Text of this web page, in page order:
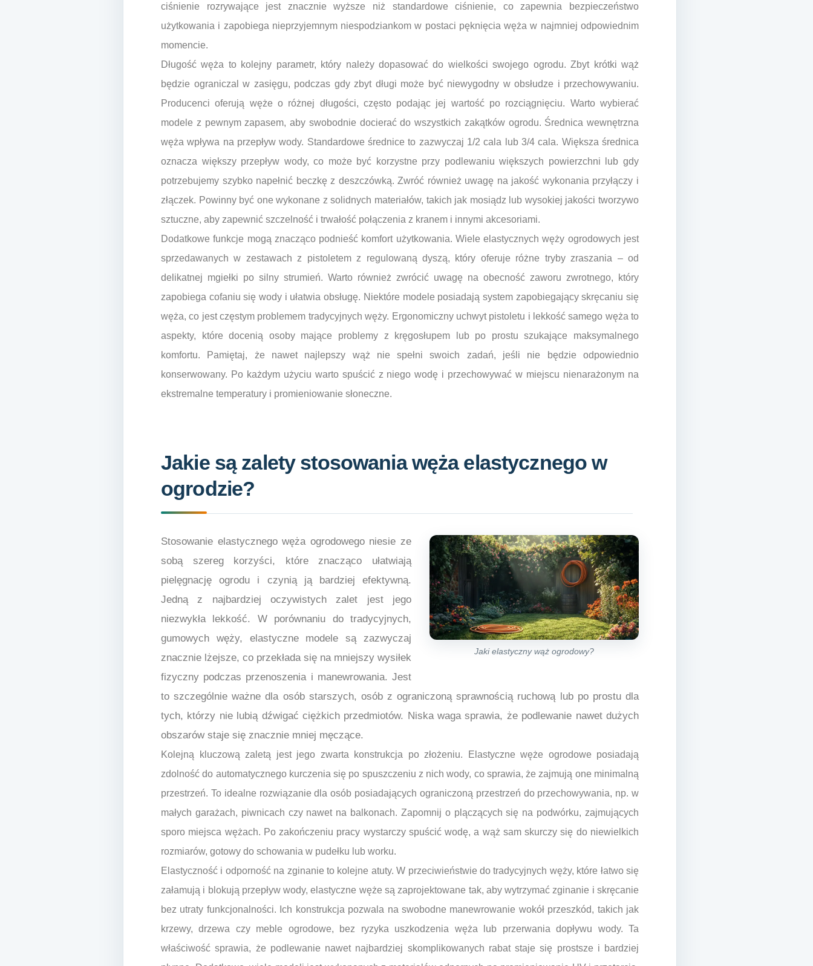
ciśnienie rozrywające jest znacznie wyższe niż standardowe ciśnienie, co zapewnia bezpieczeństwo
użytkowania i zapobiega nieprzyjemnym niespodziankom w postaci pęknięcia węża w najmniej odpowiednim
momencie.
Długość węża to kolejny parametr, który należy dopasować do wielkości swojego ogrodu. Zbyt krótki wąż
będzie ograniczal w zasięgu, podczas gdy zbyt długi może być niewygodny w obsłudze i przechowywaniu.
Producenci oferują węże o różnej długości, często podając jej wartość po rozciągnięciu. Warto wybierać
modele z pewnym zapasem, aby swobodnie docierać do wszystkich zakątków ogrodu. Średnica wewnętrzna
węża wpływa na przepływ wody. Standardowe średnice to zazwyczaj 1/2 cala lub 3/4 cala. Większa średnica
oznacza większy przepływ wody, co może być korzystne przy podlewaniu większych powierzchni lub gdy
potrzebujemy szybko napełnić beczkę z deszczówką. Zwróć również uwagę na jakość wykonania przyłączy i
złączek. Powinny być one wykonane z solidnych materiałów, takich jak mosiądz lub wysokiej jakości tworzywo
sztuczne, aby zapewnić szczelność i trwałość połączenia z kranem i innymi akcesoriami.
Dodatkowe funkcje mogą znacząco podnieść komfort użytkowania. Wiele elastycznych węży ogrodowych jest
sprzedawanych w zestawach z pistoletem z regulowaną dyszą, który oferuje różne tryby zraszania – od
delikatnej mgiełki po silny strumień. Warto również zwrócić uwagę na obecność zaworu zwrotnego, który
zapobiega cofaniu się wody i ułatwia obsługę. Niektóre modele posiadają system zapobiegający skręcaniu się
węża, co jest częstym problemem tradycyjnych węży. Ergonomiczny uchwyt pistoletu i lekkość samego węża to
aspekty, które docenią osoby mające problemy z kręgosłupem lub po prostu szukające maksymalnego
komfortu. Pamiętaj, że nawet najlepszy wąż nie spełni swoich zadań, jeśli nie będzie odpowiednio
konserwowany. Po każdym użyciu warto spuścić z niego wodę i przechowywać w miejscu nienarażonym na
ekstremalne temperatury i promieniowanie słoneczne.
Jakie są zalety stosowania węża elastycznego w
ogrodzie?
Jaki elastyczny wąż ogrodowy?
Stosowanie elastycznego węża ogrodowego niesie ze
sobą szereg korzyści, które znacząco ułatwiają
pielęgnację ogrodu i czynią ją bardziej efektywną.
Jedną z najbardziej oczywistych zalet jest jego
niezwykła lekkość. W porównaniu do tradycyjnych,
gumowych węży, elastyczne modele są zazwyczaj
znacznie lżejsze, co przekłada się na mniejszy wysiłek
fizyczny podczas przenoszenia i manewrowania. Jest
to szczególnie ważne dla osób starszych, osób z ograniczoną sprawnością ruchową lub po prostu dla
tych, którzy nie lubią dźwigać ciężkich przedmiotów. Niska waga sprawia, że podlewanie nawet dużych
obszarów staje się znacznie mniej męczące.
Kolejną kluczową zaletą jest jego zwarta konstrukcja po złożeniu. Elastyczne węże ogrodowe posiadają
zdolność do automatycznego kurczenia się po spuszczeniu z nich wody, co sprawia, że zajmują one minimalną
przestrzeń. To idealne rozwiązanie dla osób posiadających ograniczoną przestrzeń do przechowywania, np. w
małych garażach, piwnicach czy nawet na balkonach. Zapomnij o plączących się na podwórku, zajmujących
sporo miejsca wężach. Po zakończeniu pracy wystarczy spuścić wodę, a wąż sam skurczy się do niewielkich
rozmiarów, gotowy do schowania w pudełku lub worku.
Elastyczność i odporność na zginanie to kolejne atuty. W przeciwieństwie do tradycyjnych węży, które łatwo się
załamują i blokują przepływ wody, elastyczne węże są zaprojektowane tak, aby wytrzymać zginanie i skręcanie
bez utraty funkcjonalności. Ich konstrukcja pozwala na swobodne manewrowanie wokół przeszkód, takich jak
krzewy, drzewa czy meble ogrodowe, bez ryzyka uszkodzenia węża lub przerwania dopływu wody. Ta
właściwość sprawia, że podlewanie nawet najbardziej skomplikowanych rabat staje się prostsze i bardziej